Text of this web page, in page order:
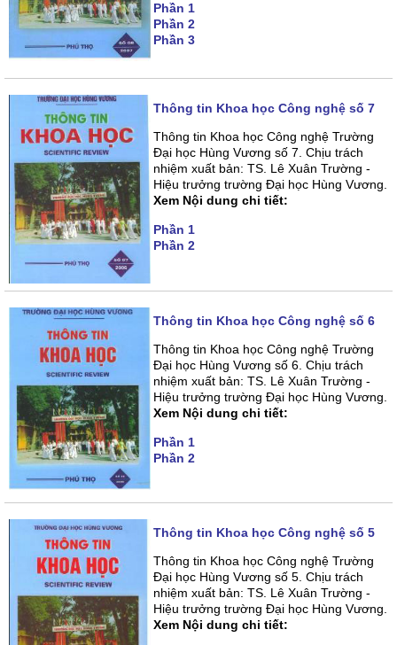
Phần 1
Phần 2
Phần 3
Thông tin Khoa học Công nghệ số 7
Thông tin Khoa học Công nghệ Trường
Đại học Hùng Vương số 7. Chịu trách
nhiệm xuất bản: TS. Lê Xuân Trường -
Hiệu trưởng trường Đại học Hùng Vương.
Xem Nội dung chi tiết:
Phần 1
Phần 2
Thông tin Khoa học Công nghệ số 6
Thông tin Khoa học Công nghệ Trường
Đại học Hùng Vương số 6. Chịu trách
nhiệm xuất bản: TS. Lê Xuân Trường -
Hiệu trưởng trường Đại học Hùng Vương.
Xem Nội dung chi tiết:
Phần 1
Phần 2
Thông tin Khoa học Công nghệ số 5
Thông tin Khoa học Công nghệ Trường
Đại học Hùng Vương số 5. Chịu trách
nhiệm xuất bản: TS. Lê Xuân Trường -
Hiệu trưởng trường Đại học Hùng Vương.
Xem Nội dung chi tiết: